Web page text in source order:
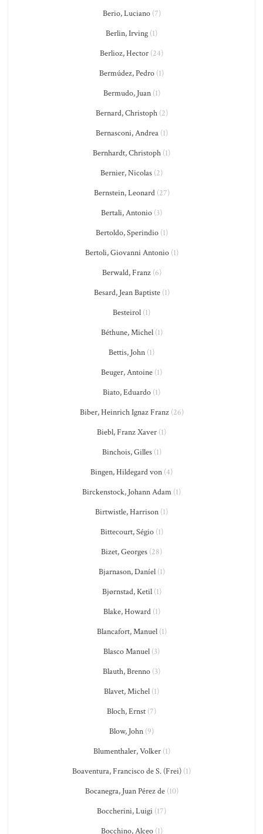
Berio, Luciano(7)
Berlin, Irving (1)
Berlioz, Hector (24)
Bermúdez, Pedro (1)
Bermudo, Juan(1)
Bernard, Christoph(2)
Bernasconi, Andrea(1)
Bernhardt, Christoph (1)
Bernier, Nicolas (2)
Bernstein, Leonard(27)
Bertali, Antonio (3)
Bertoldo, Sperindio(1)
Bertoli, Giovanni Antonio(1)
Berwald, Franz(6)
Besard, Jean Baptiste(1)
Besteirol (1)
Béthune, Michel(1)
Bettis, John (1)
Beuger, Antoine (1)
Biato, Eduardo (1)
Biber, Heinrich Ignaz Franz(26)
Biebl, Franz Xaver (1)
Binchois, Gilles(1)
Bingen, Hildegard von (4)
Birckenstock, Johann Adam (1)
Birtwistle, Harrison (1)
Bittecourt, Ségio(1)
Bizet, Georges (28)
Bjarnason, Daníel(1)
Bjørnstad, Ketil(1)
Blake, Howard(1)
Blancafort, Manuel(1)
Blasco Manuel (3)
Blauth, Brenno (3)
Blavet, Michel (1)
Bloch, Ernst (7)
Blow, John (9)
Blumenthaler, Volker(1)
Boaventura, Francisco de S. (Frei) (1)
Bocanegra, Juan Pérez de(10)
Boccherini, Luigi (17)
Bocchino, Alceo(1)